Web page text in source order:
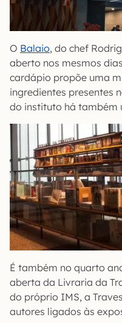
O Balaio, do chef
aberto nos mesmos
cardápio propõe uma
ingredientes presentes
do instituto há também
É também no quarto
aberta da Livraria da
do próprio IMS, a
autores ligados às